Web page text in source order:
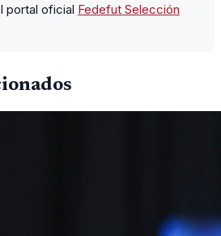
portal oficial Fedefut Selección